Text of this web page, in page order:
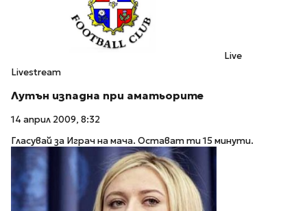
Live
Livestream
Лутън изпадна при аматьорите
14 април 2009, 8:32
Гласувай за Играч на мача. Остават ти 15 минути.